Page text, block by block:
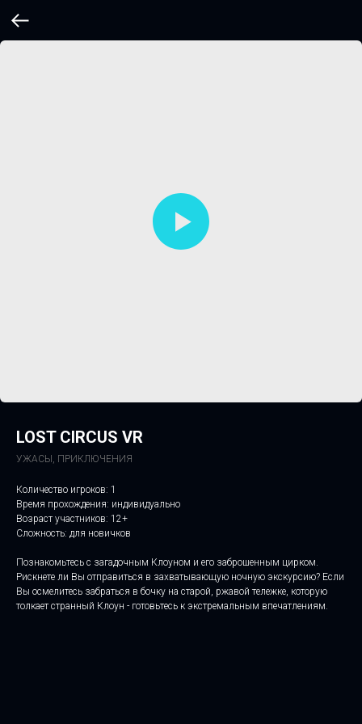
LOST CIRCUS VR
УЖАСЫ, ПРИКЛЮЧЕНИЯ
Количество игроков: 1
Время прохождения: индивидуально
Возраст участников: 12+
Сложность: для новичков
Познакомьтесь с загадочным Клоуном и его заброшенным цирком.
Рискнете ли Вы отправиться в захватывающую ночную экскурсию? Если
Вы осмелитесь забраться в бочку на старой, ржавой тележке, которую
толкает странный Клоун - готовьтесь к экстремальным впечатлениям.